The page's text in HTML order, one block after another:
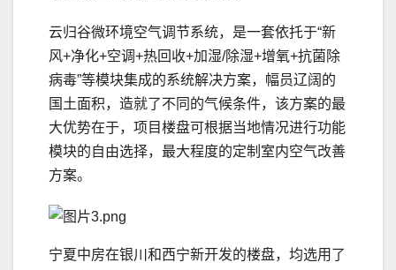
云归谷微环境空气调节系统，是一套依托于“新
风+净化+空调+热回收+加湿/除湿+增氧+抗菌除
病毒”等模块集成的系统解决方案，幅员辽阔的
国土面积，造就了不同的气候条件，该方案的最
大优势在于，项目楼盘可根据当地情况进行功能
模块的自由选择，最大程度的定制室内空气改善
方案。
宁夏中房在银川和西宁新开发的楼盘，均选用了